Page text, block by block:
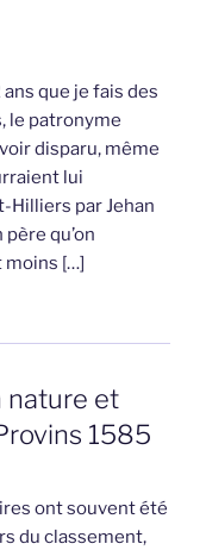
que je fais des
le patronyme
disparu, même
lui
Hilliers par Jehan
qu’on
moins […]
nature et
1585
ont souvent été
du classement,